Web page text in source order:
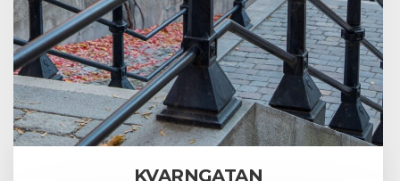
KVARNGATAN